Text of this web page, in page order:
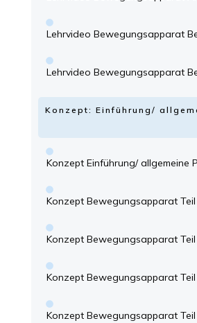
Lehrvideo Bewegungsapparat
Lehrvideo Bewegungsapparat
Konzept: Einführung/
Konzept Einführung/ allgemeine
Konzept Bewegungsapparat
Konzept Bewegungsapparat
Konzept Bewegungsapparat
Konzept Bewegungsapparat